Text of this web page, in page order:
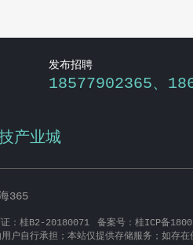
发布招聘
18577902365、
产业城
365
：桂B2-20180071
备案号：桂ICP备
户自行承担；本站仅提供存储服务；如存